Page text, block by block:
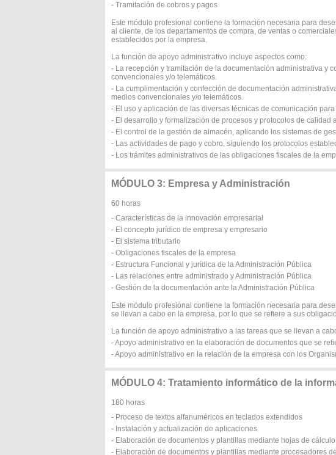
- Tramitación de cobros y pagos
Este módulo profesional contiene la formación necesaria para
al cliente, de los departamentos de compra, de ventas o
establecidos por la empresa.
La función de apoyo administrativo incluye aspectos como:
- La recepción y tramitación de la documentación administrativa y
convencionales y/o telemáticos.
- La cumplimentación y confección de documentación
medios convencionales y/o telemáticos.
- El uso y aplicación de las diversas técnicas de comunicación
- El desarrollo y formalización de procesos y protocolos de
- El control de la gestión de almacén, aplicando los sistemas de
- Las actividades de pago y cobro, siguiendo los protocolos
- Los trámites administrativos de las obligaciones fiscales de la
MÓDULO 3: Empresa y Administración
60 horas
- Características de la innovación empresarial
- El concepto jurídico de empresa y empresario
- El sistema tributario
- Obligaciones fiscales de la empresa
- Estructura Funcional y jurídica de la Administración Pública
- Las relaciones entre administrado y Administración Pública
- Gestión de la documentación ante la Administración Pública
Este módulo profesional contiene la formación necesaria para
se llevan a cabo en la empresa, por lo que se refiere a sus
La función de apoyo administrativo a las tareas que se llevan a
- Apoyo administrativo en la elaboración de documentos que se
- Apoyo administrativo en la relación de la empresa con los
MÓDULO 4: Tratamiento informático de la
180 horas
- Proceso de textos alfanuméricos en teclados extendidos
- Instalación y actualización de aplicaciones
- Elaboración de documentos y plantillas mediante hojas de cálculo
- Elaboración de documentos y plantillas mediante procesadores